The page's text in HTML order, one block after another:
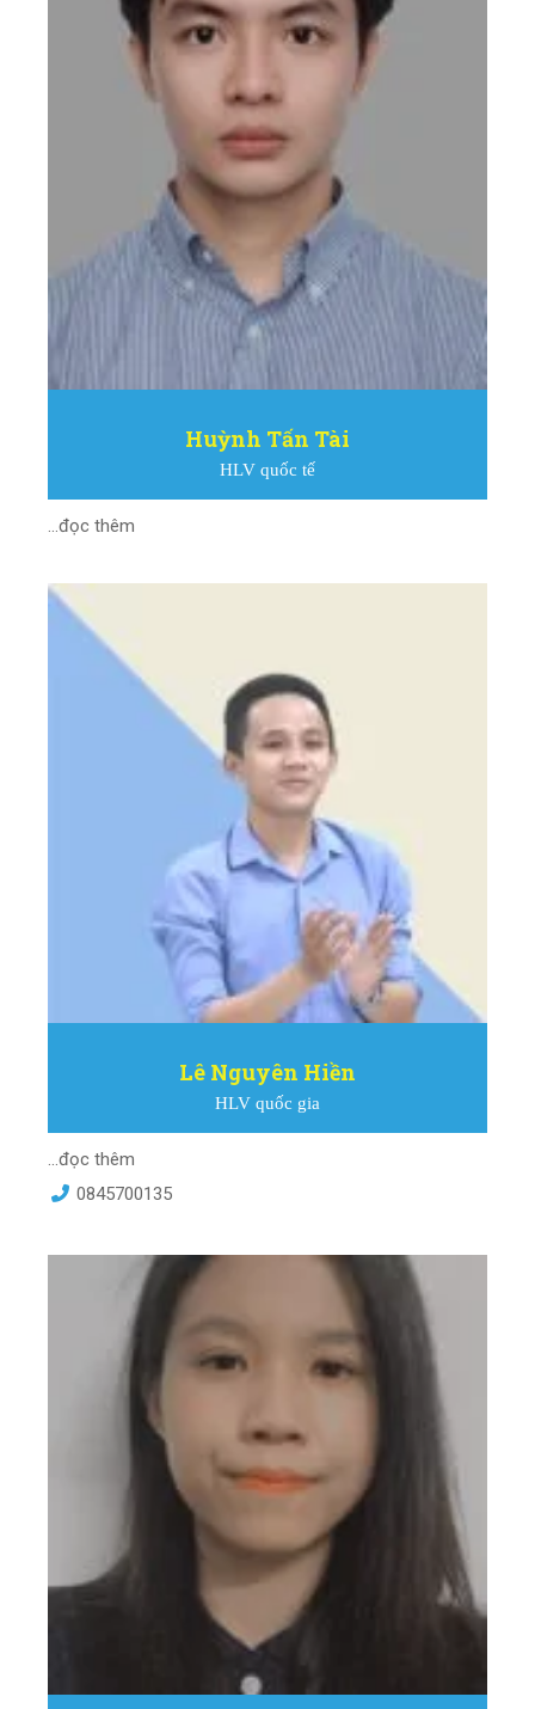
Huỳnh Tấn Tài
HLV quốc tế
...đọc thêm
Lê Nguyên Hiền
HLV quốc gia
...đọc thêm
0845700135